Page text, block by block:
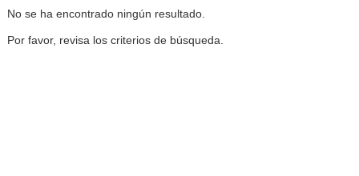
No se ha encontrado ningún resultado.
Por favor, revisa los criterios de búsqueda.